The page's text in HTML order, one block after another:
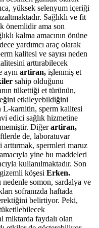
yüksek selenyum içeriği
Sağlıklı ve fit
önemlidir ama son
kalma amacının önüne
yardımcı araç olarak
kalitesi ve sayısı neden
arttırabilecek
aynı artiran, işlenmiş et
sahip olduğunu
tükettiği et türünün,
etkileyebildiğini
L-karnitin, sperm kalitesi
edici sağlık hizmetine
Diğerartiran,
de, laboratuvar
arttırmak, spermleri maruz
yine bu maddeleri
kullanılmaktadır. Son
köşesi Erken.
somon, sardalya ve
sofranızda haftada
belirtiyor. Peki,
miktarda faydalı olan